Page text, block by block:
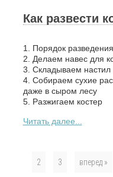
Как развести
1. Порядок
2. Делаем навес для
3. Складываем настил
4. Собираем сухие
даже в сыром лесу
5. Разжигаем костер
Читать далее...
2 3 вперед »